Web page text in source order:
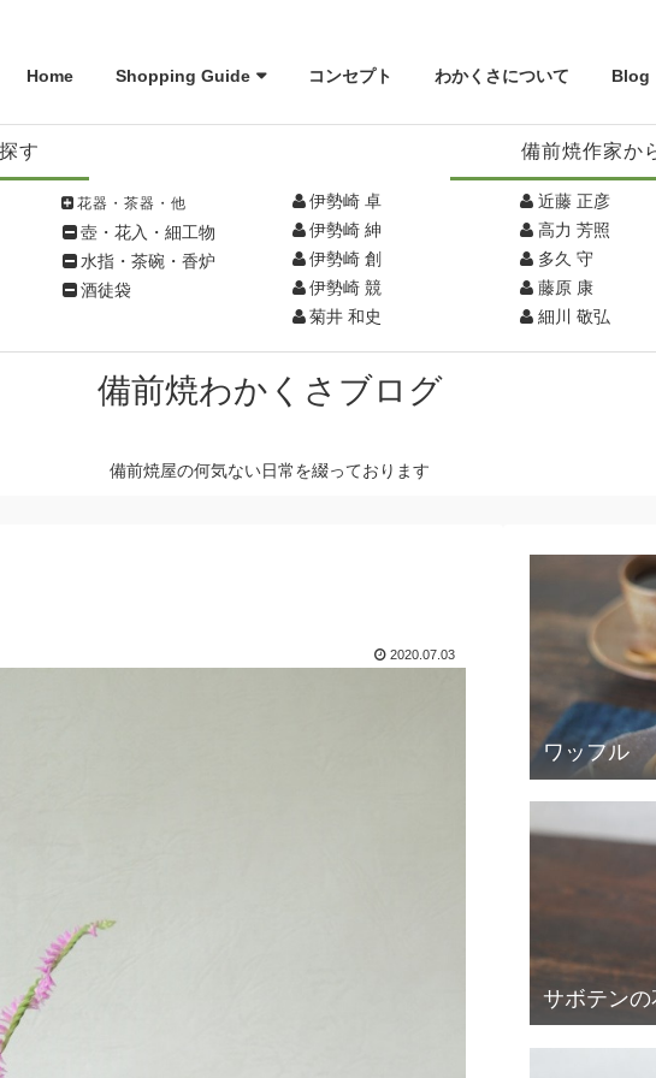
Home Shopping Guide コンセプト わかくさについて Blog
す
花器・茶器・他
壺・花入・細工物
水指・茶碗・香炉
酒徒袋
備前焼作家か
伊勢崎 卓
伊勢崎 紳
伊勢崎 創
伊勢崎 競
菊井 和史
近藤 正彦
高力 芳照
多久 守
藤原 康
細川 敬弘
備前焼わかくさブログ
備前焼屋の何気ない日常を綴っております
2020.07.03
ワッフル
サボテンの